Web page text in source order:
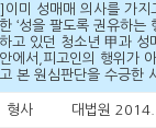
이미 성매매 의사를 가지
‘성을 팔도록 권유하
고 있던 청소년 甲과 성
에서,피고인의 행위가
본 원심판단을 수긍한
형사 대법원 2014.